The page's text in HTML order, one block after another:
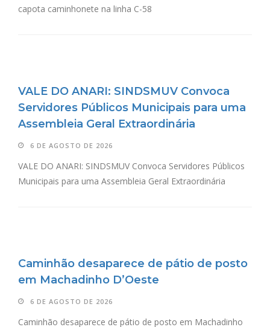
capota caminhonete na linha C-58
VALE DO ANARI: SINDSMUV Convoca
Servidores Públicos Municipais para uma
Assembleia Geral Extraordinária
6 DE AGOSTO DE 2026
VALE DO ANARI: SINDSMUV Convoca Servidores Públicos
Municipais para uma Assembleia Geral Extraordinária
Caminhão desaparece de pátio de posto
em Machadinho D’Oeste
6 DE AGOSTO DE 2026
Caminhão desaparece de pátio de posto em Machadinho